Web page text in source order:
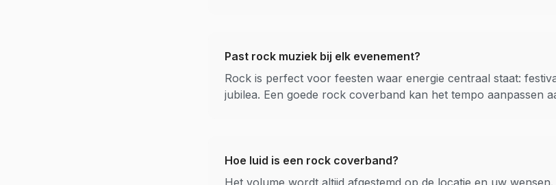
Past rock muziek bij elk evenement?
Rock is perfect voor feesten waar energie centraal staat:
jubilea. Een goede rock coverband kan het tempo aanpassen
Hoe luid is een rock coverband?
Het volume wordt altijd afgestemd op de locatie en uw